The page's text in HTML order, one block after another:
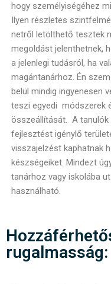
hogy személyiségéhez
Ilyen részletes
netről letölthető tesztek
megoldást jelenthetnek,
a jelenlegi tudásról, ha
magántanárhoz. Én
belül mindig ingyenesen
teszi egyedi módszerek
összeállítását. A tanulók
fejlesztést igénylő
visszajelzést kaphatnak
készségeiket. Mindezt
tanárhoz vagy iskolába
használható.
rugalmasság: